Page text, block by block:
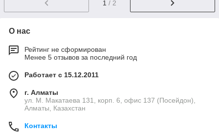
1 / 2
О нас
Рейтинг не сформирован
Менее 5 отзывов за последний год
Работает с 15.12.2011
г. Алматы
ул. М. Макатаева 131, корп. 6, офис 137 (Посейдон),
Алматы, Казахстан
Контакты